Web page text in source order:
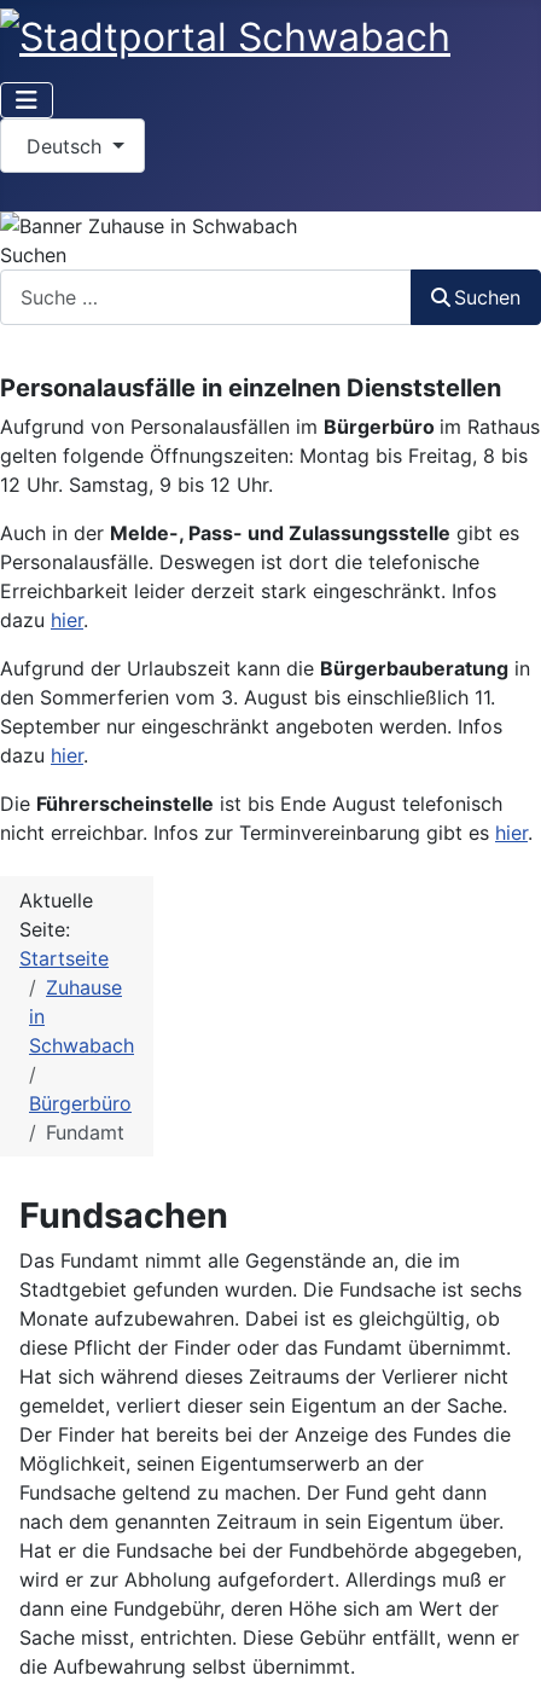
Deutsch
Suchen
Suchen
Personalausfälle in einzelnen Dienststellen
Aufgrund von Personalausfällen im Bürgerbüro im Rathaus
gelten folgende Öffnungszeiten: Montag bis Freitag, 8 bis
12 Uhr. Samstag, 9 bis 12 Uhr.
Auch in der Melde-, Pass- und Zulassungsstelle gibt es
Personalausfälle. Deswegen ist dort die telefonische
Erreichbarkeit leider derzeit stark eingeschränkt. Infos
dazu hier.
Aufgrund der Urlaubszeit kann die Bürgerbauberatung in
den Sommerferien vom 3. August bis einschließlich 11.
September nur eingeschränkt angeboten werden. Infos
dazu hier.
Die Führerscheinstelle ist bis Ende August telefonisch
nicht erreichbar. Infos zur Terminvereinbarung gibt es hier.
Aktuelle
Seite:
Startseite
Zuhause
in
Schwabach
Bürgerbüro
Fundamt
Fundsachen
Das Fundamt nimmt alle Gegenstände an, die im
Stadtgebiet gefunden wurden. Die Fundsache ist sechs
Monate aufzubewahren. Dabei ist es gleichgültig, ob
diese Pflicht der Finder oder das Fundamt übernimmt.
Hat sich während dieses Zeitraums der Verlierer nicht
gemeldet, verliert dieser sein Eigentum an der Sache.
Der Finder hat bereits bei der Anzeige des Fundes die
Möglichkeit, seinen Eigentumserwerb an der
Fundsache geltend zu machen. Der Fund geht dann
nach dem genannten Zeitraum in sein Eigentum über.
Hat er die Fundsache bei der Fundbehörde abgegeben,
wird er zur Abholung aufgefordert. Allerdings muß er
dann eine Fundgebühr, deren Höhe sich am Wert der
Sache misst, entrichten. Diese Gebühr entfällt, wenn er
die Aufbewahrung selbst übernimmt.